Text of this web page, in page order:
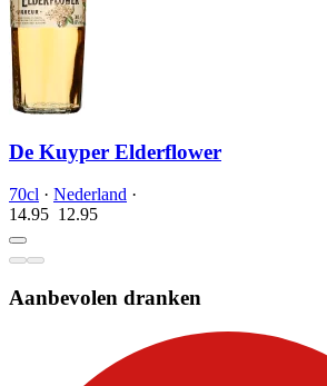
De Kuyper Elderflower
70cl · Nederland ·
14.95 12.95
Aanbevolen dranken